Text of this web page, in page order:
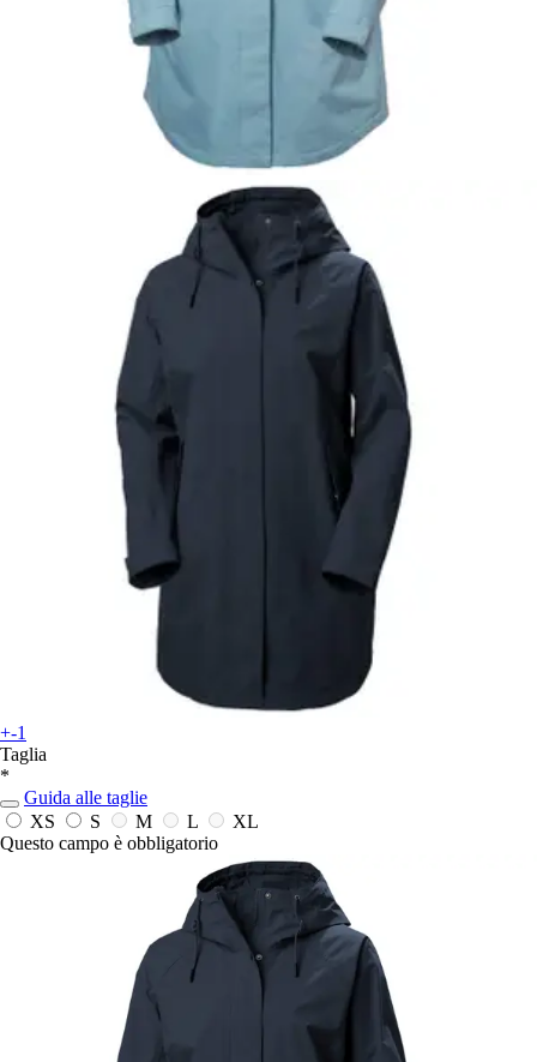
+-1
Taglia
*
Guida alle taglie
XS
S M L
XL
Questo campo è obbligatorio